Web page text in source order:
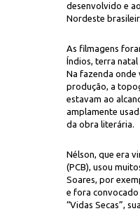
desenvolvido e
Nordeste
As filmagens
Índios, terra natal
Na fazenda onde
produção, a
estavam ao
amplamente
da obra literária.
Nélson, que era
(PCB), usou
Soares, por
e fora
“Vidas Secas”,